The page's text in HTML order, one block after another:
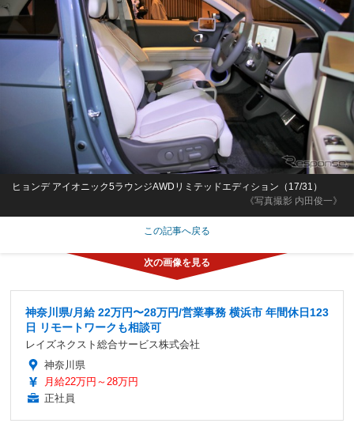
《写真撮影 内田俊一》
ヒョンデ アイオニック5ラウンジAWDリミテッドエディション（17/31）
この記事へ戻る
神奈川県/月給 22万円〜28万円/営業事務 横浜市 年間休日123
日 リモートワークも相談可
レイズネクスト総合サービス株式会社
神奈川県
月給22万円～28万円
正社員